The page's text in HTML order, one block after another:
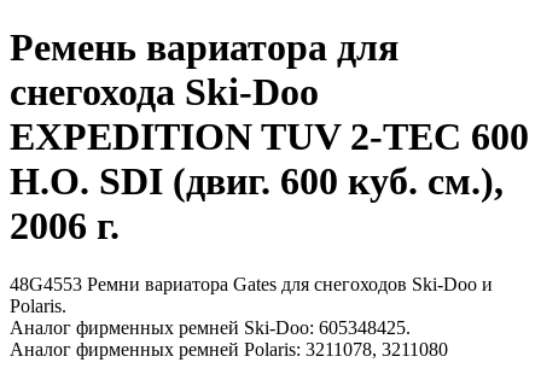
Ремень вариатора для
снегохода Ski-Doo
EXPEDITION TUV 2-TEC 600
H.O. SDI (двиг. 600 куб. см.),
2006 г.
48G4553 Ремни вариатора Gates для снегоходов Ski-Doo и
Polaris.
Аналог фирменных ремней Ski-Doo: 605348425.
Аналог фирменных ремней Polaris: 3211078, 3211080